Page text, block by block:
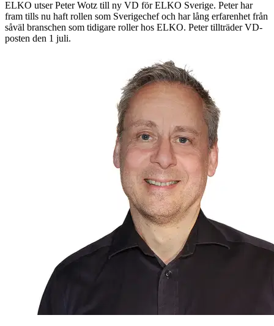
ELKO utser Peter Wotz till ny VD för ELKO Sverige. Peter har
fram tills nu haft rollen som Sverigechef och har lång erfarenhet från
såväl branschen som tidigare roller hos ELKO. Peter tillträder VD-
posten den 1 juli.